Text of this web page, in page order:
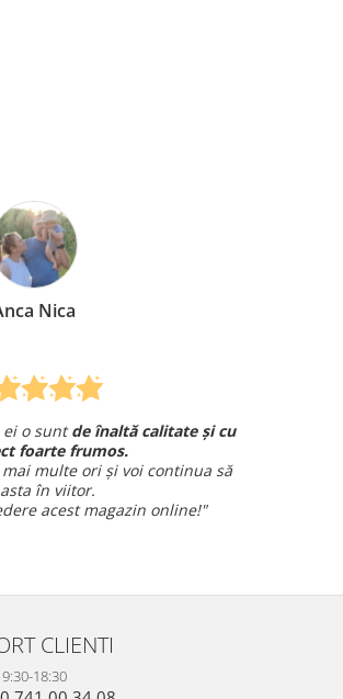
Nica
o suntde înaltă calitate și cu
foarte frumos.
multe ori și voi continua să
în viitor.
acest magazin online!"
CLIENTI
9:30-18:30